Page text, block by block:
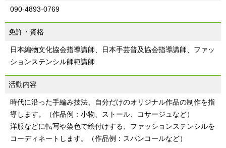
090-4893-0769
免許・資格
日本編物文化協会指導講師、日本手芸普及協会指導講師、ファッ
ションステンシル師範講師
活動内容
時代に沿った手編み技法、自分だけのオリジナル作品の制作を指
導します。（作品例：小物、ストール、コサージュなど）
洋服などに転写や染色で絵付けする、ファッションステンシルを
コーディネートします。（作品例：スパンコールなど）